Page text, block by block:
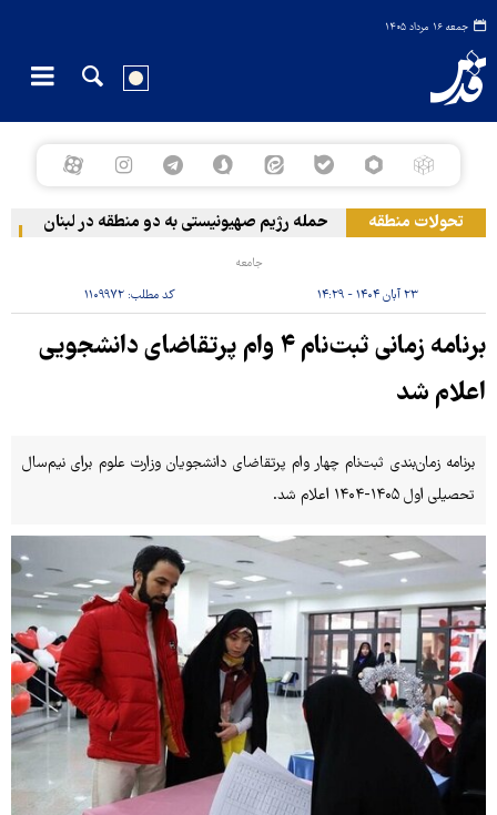
جمعه ۱۶ مرداد ۱۴۰۵
تحولات منطقه حمله رژیم صهیونیستی به دو منطقه در لبنان
جامعه
۲۳ آبان ۱۴۰۴ - ۱۴:۲۹ کد مطلب: ۱۱۰۹۹۷۲
برنامه زمانی ثبت‌نام ۴ وام پرتقاضای دانشجویی
اعلام شد
برنامه‌ زمان‌بندی ثبت‌نام چهار وام پرتقاضای دانشجویان وزارت علوم برای نیم‌سال
تحصیلی اول ۱۴۰۵-۱۴۰۴ اعلام شد.